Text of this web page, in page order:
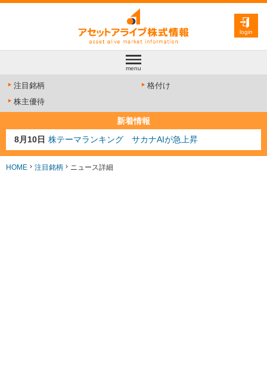
login
menu
注目銘柄
格付け
株主優待
新着情報
8月10日 株テーマランキング サカナAIが急上昇
8月9日 資源注目株 8月9日更新
8月4日 AI注目株 8月4日更新
HOME 注目銘柄 ニュース詳細